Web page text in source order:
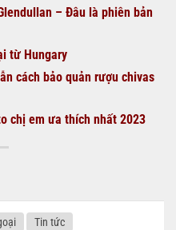
– Đâu là phiên bản
từ Hungary
cách bảo quản rượu chivas
chị em ưa thích nhất 2023
Tin tức